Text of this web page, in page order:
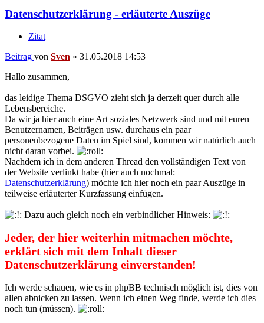
Datenschutzerklärung - erläuterte Auszüge
Zitat
Beitrag von Sven » 31.05.2018 14:53
Hallo zusammen,
das leidige Thema DSGVO zieht sich ja derzeit quer durch alle
Lebensbereiche.
Da wir ja hier auch eine Art soziales Netzwerk sind und mit euren
Benutzernamen, Beiträgen usw. durchaus ein paar
personenbezogene Daten im Spiel sind, kommen wir natürlich auch
nicht daran vorbei.
Nachdem ich in dem anderen Thread den vollständigen Text von
der Website verlinkt habe (hier auch nochmal:
Datenschutzerklärung) möchte ich hier noch ein paar Auszüge in
teilweise erläuterter Kurzfassung einfügen.
Dazu auch gleich noch ein verbindlicher Hinweis:
Jeder, der hier weiterhin mitmachen möchte,
erklärt sich mit dem Inhalt dieser
Datenschutzerklärung einverstanden!
Ich werde schauen, wie es in phpBB technisch möglich ist, dies von
allen abnicken zu lassen. Wenn ich einen Weg finde, werde ich dies
noch tun (müssen).